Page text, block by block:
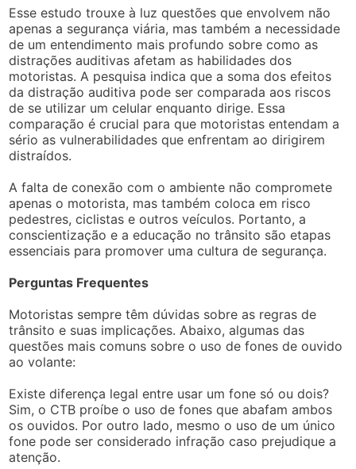
Esse estudo trouxe à luz questões que envolvem não
apenas a segurança viária, mas também a necessidade
de um entendimento mais profundo sobre como as
distrações auditivas afetam as habilidades dos
motoristas. A pesquisa indica que a soma dos efeitos
da distração auditiva pode ser comparada aos riscos
de se utilizar um celular enquanto dirige. Essa
comparação é crucial para que motoristas entendam a
sério as vulnerabilidades que enfrentam ao dirigirem
distraídos.
A falta de conexão com o ambiente não compromete
apenas o motorista, mas também coloca em risco
pedestres, ciclistas e outros veículos. Portanto, a
conscientização e a educação no trânsito são etapas
essenciais para promover uma cultura de segurança.
Perguntas Frequentes
Motoristas sempre têm dúvidas sobre as regras de
trânsito e suas implicações. Abaixo, algumas das
questões mais comuns sobre o uso de fones de ouvido
ao volante:
Existe diferença legal entre usar um fone só ou dois?
Sim, o CTB proíbe o uso de fones que abafam ambos
os ouvidos. Por outro lado, mesmo o uso de um único
fone pode ser considerado infração caso prejudique a
atenção.